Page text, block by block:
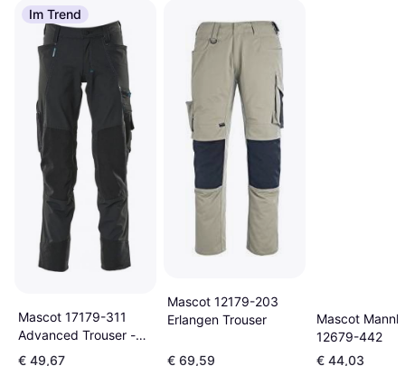
Im Trend
Mascot 17179-311
Advanced Trouser -
Black
€ 49,67
Mascot 12179-203
Erlangen Trouser
€ 69,59
Mascot
12679-442
€ 44,03